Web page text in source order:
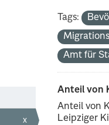
x
Tags:
Amt für
Anteil von
Anteil von
Leipziger